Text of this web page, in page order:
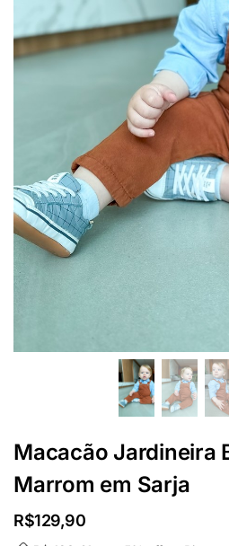
Macacão Jardineira
Marrom em Sarja
R$129,90